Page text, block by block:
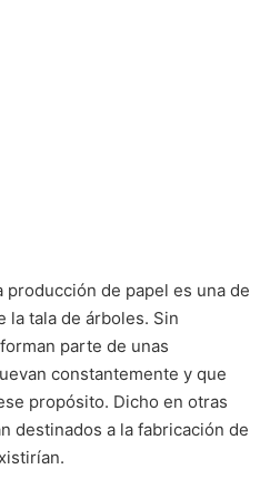
producción de papel es una de
la tala de árboles. Sin
parte de unas
constantemente y que
propósito. Dicho en otras
destinados a la fabricación de